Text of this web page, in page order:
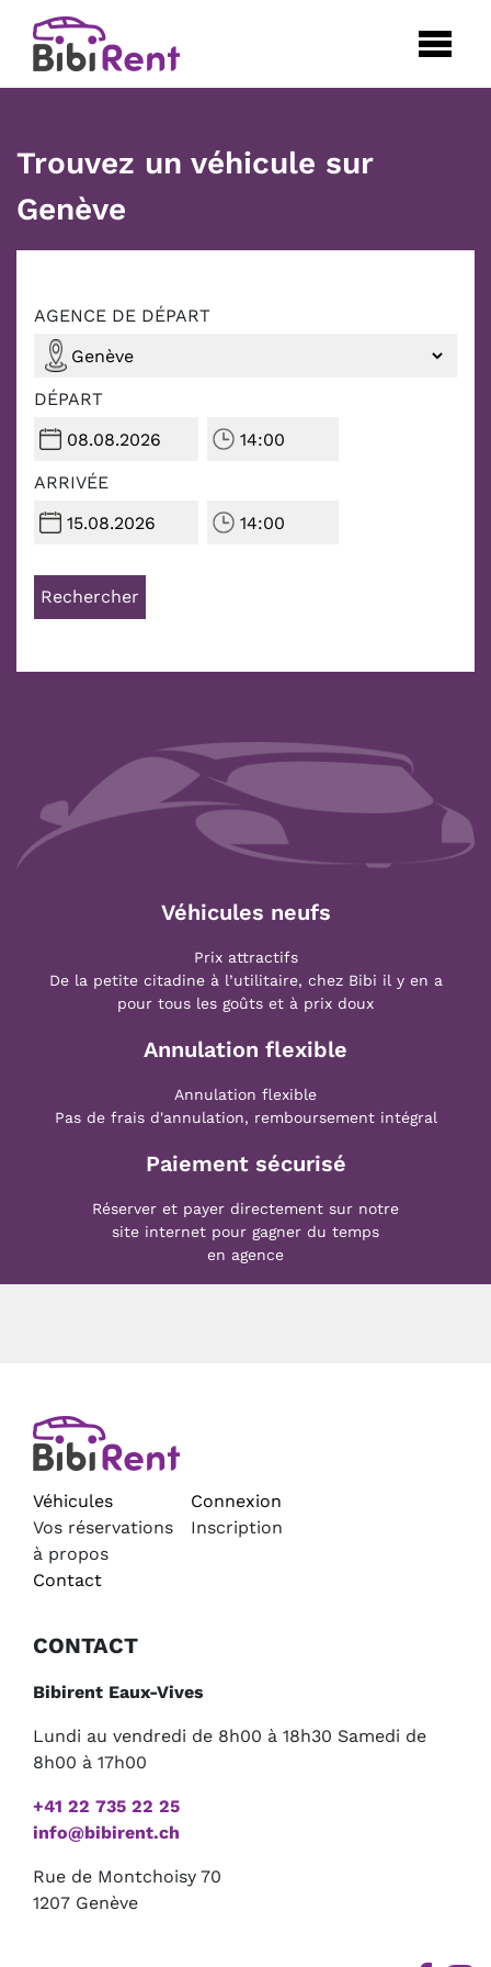
Trouvez un véhicule sur
Genève
AGENCE DE DÉPART
DÉPART
ARRIVÉE
Rechercher
Véhicules neufs
Prix attractifs
De la petite citadine à l’utilitaire, chez Bibi il y en a
pour tous les goûts et à prix doux
Annulation flexible
Annulation flexible
Pas de frais d'annulation, remboursement intégral
Paiement sécurisé
Réserver et payer directement sur notre
site internet pour gagner du temps
en agence
Véhicules
Vos réservations
à propos
Contact
Connexion
Inscription
CONTACT
Bibirent Eaux-Vives
Lundi au vendredi de 8h00 à 18h30 Samedi de
8h00 à 17h00
+41 22 735 22 25
info@bibirent.ch
Rue de Montchoisy 70
1207 Genève